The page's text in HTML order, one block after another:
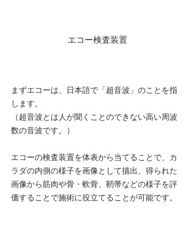
エコー検査装置
まずエコーは、日本語で「超音波」のことを指
します。
（超音波とは人が聞くことのできない高い周波
数の音波です。）
エコーの検査装置を体表から当てることで、カ
ラダの内側の様子を画像として描出、得られた
画像から筋肉や骨・軟骨、靭帯などの様子を評
価することで施術に役立てることが可能です。